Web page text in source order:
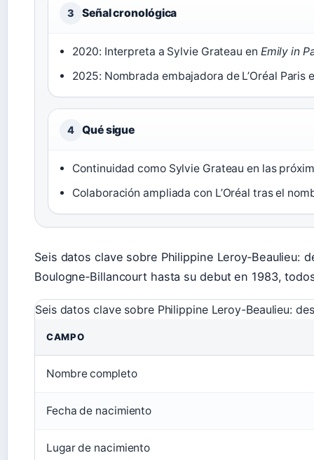
3 Señal cronológica
2020: Interpreta a Sylvie Grateau en Emily in
2025: Nombrada embajadora de L’Oréal Paris
4 Qué sigue
Continuidad como Sylvie Grateau en las
Colaboración ampliada con L’Oréal tras el
Seis datos clave sobre Philippine Leroy‑Beaulieu:
Boulogne‑Billancourt hasta su debut en 1983,
Seis datos clave sobre Philippine Leroy-Beaulieu:
CAMPO
Nombre completo
Fecha de nacimiento
Lugar de nacimiento